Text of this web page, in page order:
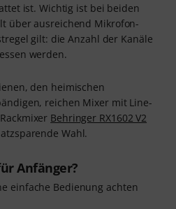
ist. Wichtig ist bei beiden
über ausreichend Mikrofon-
gilt: die Anzahl der Kanäle
werden.
den heimischen
reichen Mixer mit Line-
Behringer RX1602 V2
Wahl.
Anfänger?
einfache Bedienung achten